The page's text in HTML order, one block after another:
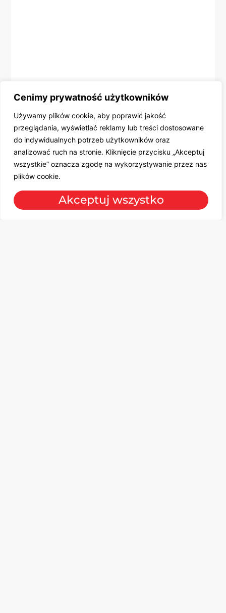
Cenimy prywatność użytkowników
Używamy plików cookie, aby poprawić jakość
przeglądania, wyświetlać reklamy lub treści dostosowane
do indywidualnych potrzeb użytkowników oraz
analizować ruch na stronie. Kliknięcie przycisku „Akceptuj
wszystkie” oznacza zgodę na wykorzystywanie przez nas
plików cookie.
Akceptuj wszystko